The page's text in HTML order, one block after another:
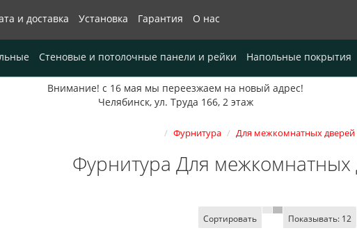
Внимание! с 16 мая мы переезжаем на новый адрес!
Челябинск, ул. Труда 166, 2 этаж
и доставка Установка Гарантия О нас
Стеновые и потолочные панели и рейки Напольные покрытия
Фурнитура Для межкомнатных дверей
Фурнитура Для межкомнатных
Сортировать Показывать: 12